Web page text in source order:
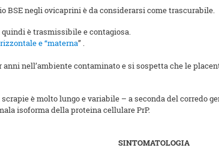
BSE negli ovicaprini è da considerarsi come trascurabile.
è trasmissibile e contagiosa.
e “materna” .
anni nell’ambiente contaminato e si sospetta che le
è molto lungo e variabile – a seconda del corredo
isoforma della proteina cellulare PrP.
SINTOMATOLOGIA